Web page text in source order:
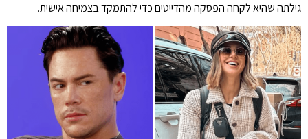
גילתה שהיא לקחה הפסקה מהדייטים כדי להתמקד בצמיחה אישית.